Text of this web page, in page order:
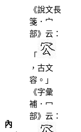
內
《說文長
箋．宀
部》云：
「
，古文
容。」
《字彙
補．冖
部》云：